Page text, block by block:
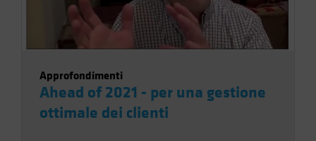
Approfondimenti
Ahead of 2021 - per una gestione
ottimale dei clienti